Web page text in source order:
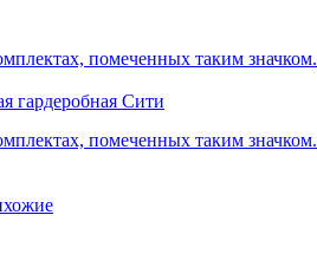
помеченных таким значком.
гардеробная Сити
помеченных таким значком.